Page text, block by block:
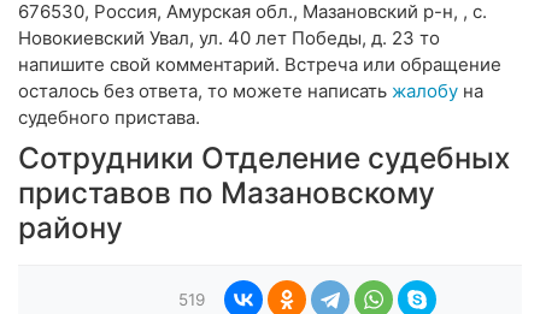
676530, Россия, Амурская обл., Мазановский р-н, , с.
Новокиевский Увал, ул. 40 лет Победы, д. 23 то
напишите свой комментарий. Встреча или обращение
осталось без ответа, то можете написать жалобу на
судебного пристава.
Сотрудники Отделение судебных
приставов по Мазановскому
району
519